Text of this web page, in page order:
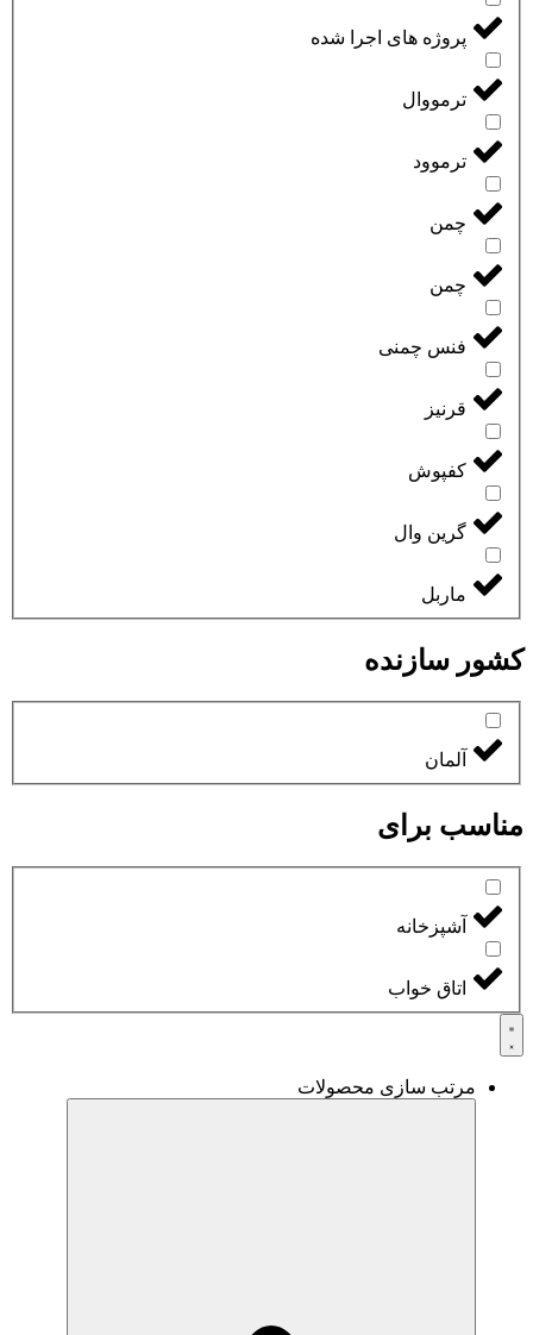
پروژه های اجرا شده
ترمووال
ترموود
چمن
چمن
فنس چمنی
قرنیز
کفپوش
گرین وال
ماربل
کشور سازنده
آلمان
مناسب برای
آشپزخانه
اتاق خواب
مرتب سازی محصولات